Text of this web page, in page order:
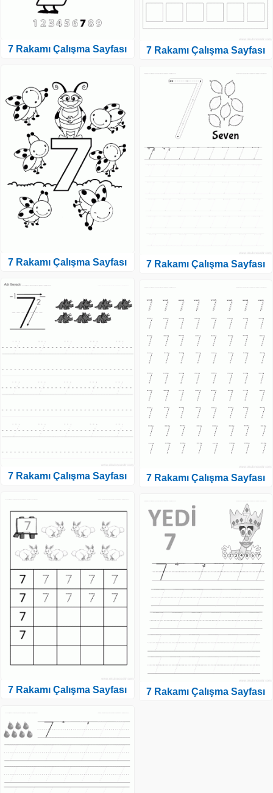
7 Rakamı Çalışma Sayfası
7 Rakamı Çalışma Sayfası
7 Rakamı Çalışma Sayfası
7 Rakamı Çalışma Sayfası
7 Rakamı Çalışma Sayfası
7 Rakamı Çalışma Sayfası
7 Rakamı Çalışma Sayfası
7 Rakamı Çalışma Sayfası